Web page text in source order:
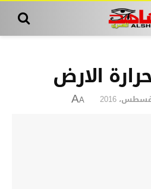
الارض
A
A